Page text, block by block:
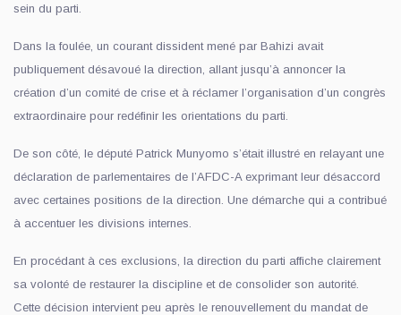
sein du parti.
Dans la foulée, un courant dissident mené par Bahizi avait
publiquement désavoué la direction, allant jusqu’à annoncer la
création d’un comité de crise et à réclamer l’organisation d’un congrès
extraordinaire pour redéfinir les orientations du parti.
De son côté, le député Patrick Munyomo s’était illustré en relayant une
déclaration de parlementaires de l’AFDC-A exprimant leur désaccord
avec certaines positions de la direction. Une démarche qui a contribué
à accentuer les divisions internes.
En procédant à ces exclusions, la direction du parti affiche clairement
sa volonté de restaurer la discipline et de consolider son autorité.
Cette décision intervient peu après le renouvellement du mandat de